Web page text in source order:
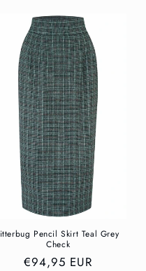
Pencil Skirt Teal Grey
Check
Normale
€94,95 EUR